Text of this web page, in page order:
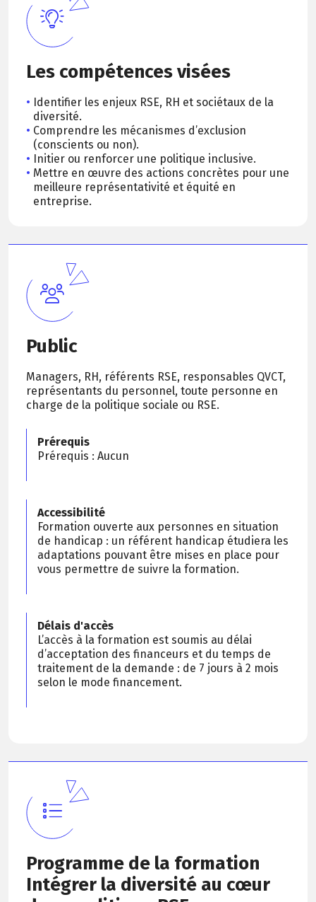
Les compétences visées
Identifier les enjeux RSE, RH et sociétaux de la
diversité.
Comprendre les mécanismes d’exclusion
(conscients ou non).
Initier ou renforcer une politique inclusive.
Mettre en œuvre des actions concrètes pour une
meilleure représentativité et équité en
entreprise.
Public
Managers, RH, référents RSE, responsables QVCT,
représentants du personnel, toute personne en
charge de la politique sociale ou RSE.
Prérequis
Prérequis : Aucun
Accessibilité
Formation ouverte aux personnes en situation
de handicap : un référent handicap étudiera les
adaptations pouvant être mises en place pour
vous permettre de suivre la formation.
Délais d'accès
L’accès à la formation est soumis au délai
d’acceptation des financeurs et du temps de
traitement de la demande : de 7 jours à 2 mois
selon le mode financement.
Programme de la formation
Intégrer la diversité au cœur